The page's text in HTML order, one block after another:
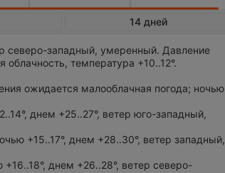
14 дней
северо-западный, умеренный. Давление
облачность, температура +10..12°.
ожидается малооблачная погода; ночью
днем +25..27°, ветер юго-западный,
+15..17°, днем +28..30°, ветер западный,
днем +26..28°, ветер северо-